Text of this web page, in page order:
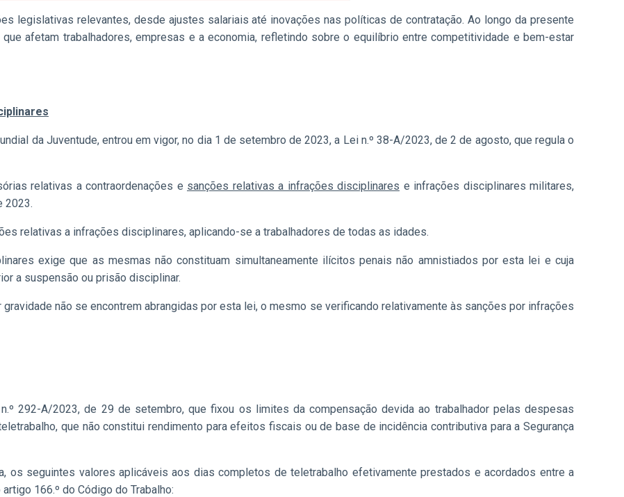
legislativas relevantes, desde ajustes salariais até inovações nas políticas de contratação. Ao longo da presente
afetam trabalhadores, empresas e a economia, refletindo sobre o equilíbrio entre competitividade e bem-estar
da Juventude, entrou em vigor, no dia 1 de setembro de 2023, a Lei n.º 38-A/2023, de 2 de agosto, que regula o
relativas a contraordenações e sanções relativas a infrações disciplinares e infrações disciplinares militares,
2023.
relativas a infrações disciplinares, aplicando-se a trabalhadores de todas as idades.
exige que as mesmas não constituam simultaneamente ilícitos penais não amnistiados por esta lei e cuja
a suspensão ou prisão disciplinar.
não se encontrem abrangidas por esta lei, o mesmo se verificando relativamente às sanções por infrações
292-A/2023, de 29 de setembro, que fixou os limites da compensação devida ao trabalhador pelas despesas
que não constitui rendimento para efeitos fiscais ou de base de incidência contributiva para a Segurança
os seguintes valores aplicáveis aos dias completos de teletrabalho efetivamente prestados e acordados entre a
166.º do Código do Trabalho: